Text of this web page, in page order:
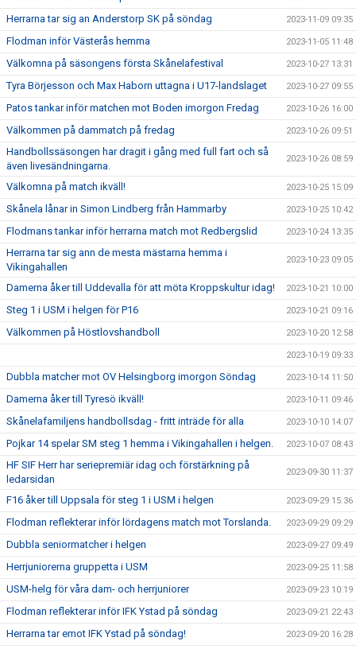
Herrarna tar sig an Anderstorp SK på söndag 2023-11-09 09:35
Flodman inför Västerås hemma 2023-11-05 11:48
Välkomna på säsongens första Skånelafestival 2023-10-27 13:31
Tyra Börjesson och Max Haborn uttagna i U17-landslaget 2023-10-27 09:55
Patos tankar inför matchen mot Boden imorgon Fredag 2023-10-26 16:00
Välkommen på dammatch på fredag 2023-10-26 09:51
Handbollssäsongen har dragit i gång med full fart och så
även livesändningarna.
2023-10-26 08:59
Välkomna på match ikväll! 2023-10-25 15:09
Skånela lånar in Simon Lindberg från Hammarby 2023-10-25 10:42
Flodmans tankar inför herrarna match mot Redbergslid 2023-10-24 13:35
Herrarna tar sig ann de mesta mästarna hemma i
Vikingahallen
2023-10-23 09:05
Damerna åker till Uddevalla för att möta Kroppskultur idag! 2023-10-21 10:00
Steg 1 i USM i helgen för P16 2023-10-21 09:16
Välkommen på Höstlovshandboll 2023-10-20 12:58
2023-10-19 09:33
Dubbla matcher mot OV Helsingborg imorgon Söndag 2023-10-14 11:50
Damerna åker till Tyresö ikväll! 2023-10-11 09:46
Skånelafamiljens handbollsdag - fritt inträde för alla 2023-10-10 14:07
Pojkar 14 spelar SM steg 1 hemma i Vikingahallen i helgen. 2023-10-07 08:43
HF SIF Herr har seriepremiär idag och förstärkning på
ledarsidan
2023-09-30 11:37
F16 åker till Uppsala för steg 1 i USM i helgen 2023-09-29 15:36
Flodman reflekterar inför lördagens match mot Torslanda. 2023-09-29 09:29
Dubbla seniormatcher i helgen 2023-09-27 09:49
Herrjuniorerna gruppetta i USM 2023-09-25 11:58
USM-helg för våra dam- och herrjuniorer 2023-09-23 10:19
Flodman reflekterar inför IFK Ystad på söndag 2023-09-21 22:43
Herrarna tar emot IFK Ystad på söndag! 2023-09-20 16:28